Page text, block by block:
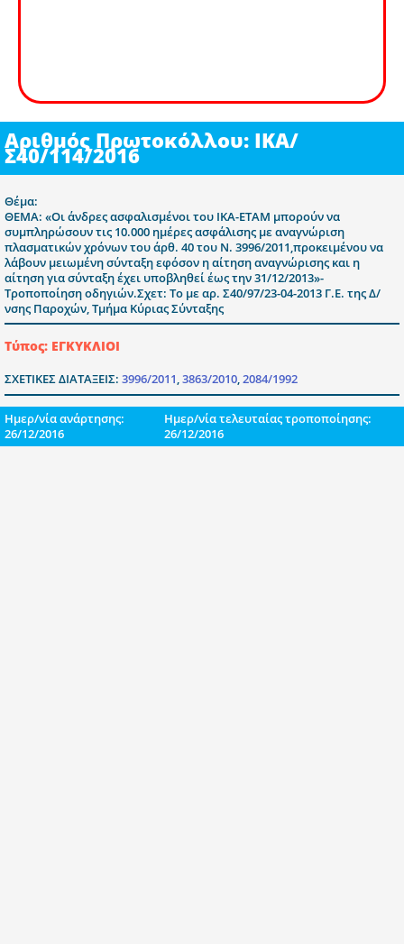
Αριθμός Πρωτοκόλλου: ΙΚΑ/
Σ40/114/2016
Θέμα:
ΘΕΜΑ: «Οι άνδρες ασφαλισμένοι του ΙΚΑ-ΕΤΑΜ μπορούν να
συμπληρώσουν τις 10.000 ημέρες ασφάλισης με αναγνώριση
πλασματικών χρόνων του άρθ. 40 του Ν. 3996/2011,προκειμένου να
λάβουν μειωμένη σύνταξη εφόσον η αίτηση αναγνώρισης και η
αίτηση για σύνταξη έχει υποβληθεί έως την 31/12/2013»-
Τροποποίηση οδηγιών.Σχετ: Το με αρ. Σ40/97/23-04-2013 Γ.Ε. της Δ/
νσης Παροχών, Τμήμα Κύριας Σύνταξης
Τύπος: ΕΓΚΥΚΛΙΟΙ
ΣΧΕΤΙΚΕΣ ΔΙΑΤΑΞΕΙΣ: 3996/2011,3863/2010,2084/1992
Ημερ/νία ανάρτησης:
26/12/2016
Ημερ/νία τελευταίας τροποποίησης:
26/12/2016